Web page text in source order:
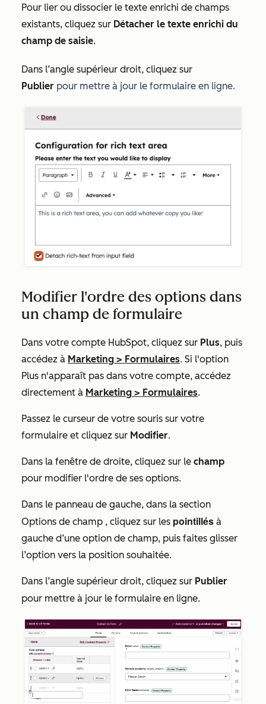
Pour lier ou dissocier le texte enrichi de champs
existants, cliquez sur Détacher le texte enrichi du
champ de saisie.
Dans l’angle supérieur droit, cliquez sur
Publier pour mettre à jour le formulaire en ligne.
Modifier l'ordre des options dans
un champ de formulaire
Dans votre compte HubSpot, cliquez sur Plus, puis
accédez à Marketing > Formulaires. Si l'option
Plus n'apparaît pas dans votre compte, accédez
directement à Marketing > Formulaires.
Passez le curseur de votre souris sur votre
formulaire et cliquez sur Modifier.
Dans la fenêtre de droite, cliquez sur le champ
pour modifier l'ordre de ses options.
Dans le panneau de gauche, dans la section
Options de champ , cliquez sur les pointillés à
gauche d’une option de champ, puis faites glisser
l’option vers la position souhaitée.
Dans l’angle supérieur droit, cliquez sur Publier
pour mettre à jour le formulaire en ligne.